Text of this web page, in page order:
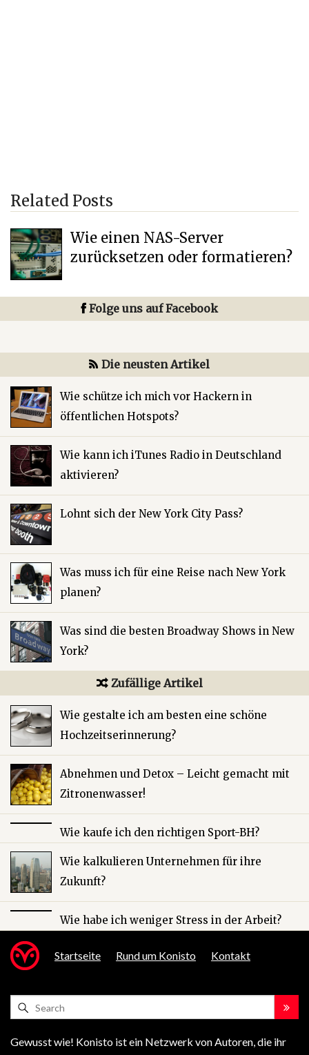
Related Posts
Wie einen NAS-Server
zurücksetzen oder formatieren?
Folge uns auf Facebook
Die neusten Artikel
Wie schütze ich mich vor Hackern in
öffentlichen Hotspots?
Wie kann ich iTunes Radio in Deutschland
aktivieren?
Lohnt sich der New York City Pass?
Was muss ich für eine Reise nach New York
planen?
Was sind die besten Broadway Shows in New
York?
Zufällige Artikel
Wie gestalte ich am besten eine schöne
Hochzeitserinnerung?
Abnehmen und Detox – Leicht gemacht mit
Zitronenwasser!
Wie kaufe ich den richtigen Sport-BH?
Wie kalkulieren Unternehmen für ihre
Zukunft?
Wie habe ich weniger Stress in der Arbeit?
Startseite Rund um Konisto Kontakt
Gewusst wie! Konisto ist ein Netzwerk von Autoren, die ihr